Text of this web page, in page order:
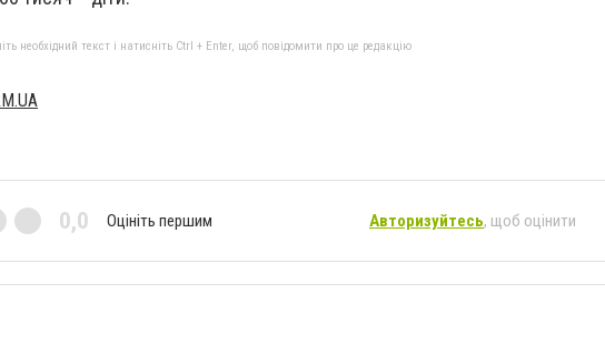
необхідний текст і натисніть Ctrl + Enter, щоб повідомити про це редакцію
0,0 Оцініть першим Авторизуйтесь, щоб оцінити